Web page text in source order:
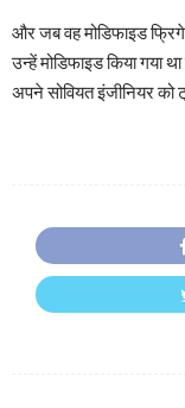
और जब वह मोडिफाइड
उन्हें मोडिफाइड किया गया
अपने सोवियत इंजीनियर को